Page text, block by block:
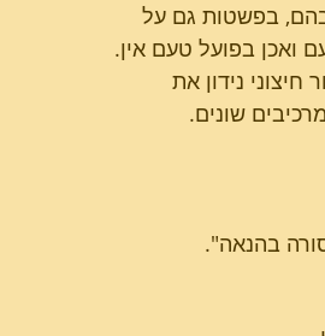
בפשטות גם על
ואכן בפועל טעם אין.
נידון את
שונים.